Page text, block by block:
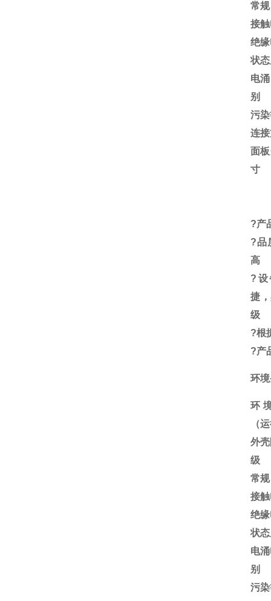
常规
接
绝
状
电
别
污
连
面
寸
?产
?品
高
?
捷
级
?根
?产
环
环
（
外
级
常规
接
绝
状
电
别
污